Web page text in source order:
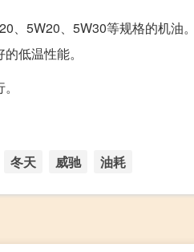
、5W20、5W30等规格的机油
低温性能。
冬天 威驰 油耗